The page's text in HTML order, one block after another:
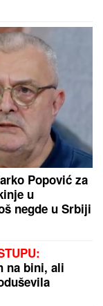
Popović za
u
negde u Srbiji
na bini, ali